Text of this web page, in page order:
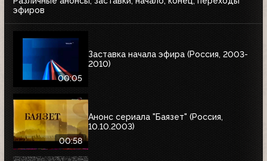
эфиров
00:05
Заставка начала эфира (Россия, 2003-
2010)
00:58
Анонс сериала "Баязет" (Россия,
10.10.2003)